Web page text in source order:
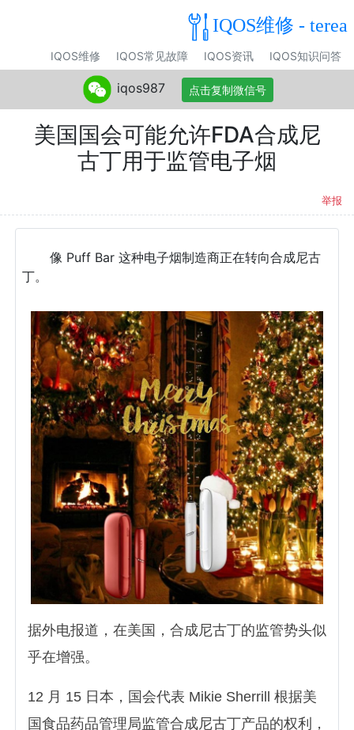
IQOS维修 - terea
IQOS维修 IQOS常见故障 IQOS资讯 IQOS知识问答
美国国会可能允许FDA合成尼
古丁用于监管电子烟
举报
像 Puff Bar 这种电子烟制造商正在转向合成尼古
丁。
据外电报道，在美国，合成尼古丁的监管势头似
乎在增强。
12 月 15 日本，国会代表 Mikie Sherrill 根据美
国食品药品管理局监管合成尼古丁产品的权利，
iqos987 点击复制微信号